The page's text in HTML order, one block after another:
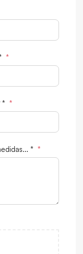
*
* *
* *